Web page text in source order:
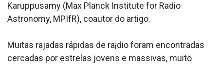
Karuppusamy (Max Planck Institute for Radio
Astronomy, MPIfR), coautor do artigo.
Muitas rajadas rápidas de ra¡dio foram encontradas
cercadas por estrelas jovens e massivas, muito